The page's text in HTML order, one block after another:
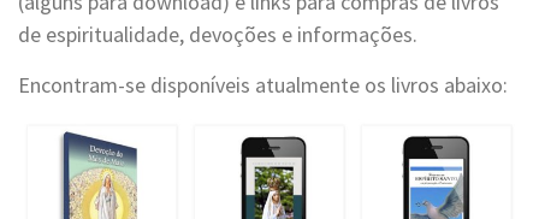
de espiritualidade, devoções e informações.
Encontram-se disponíveis atualmente os livros abaixo: